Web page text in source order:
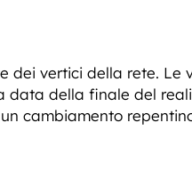
dei vertici della rete. Le
data della finale del
cambiamento